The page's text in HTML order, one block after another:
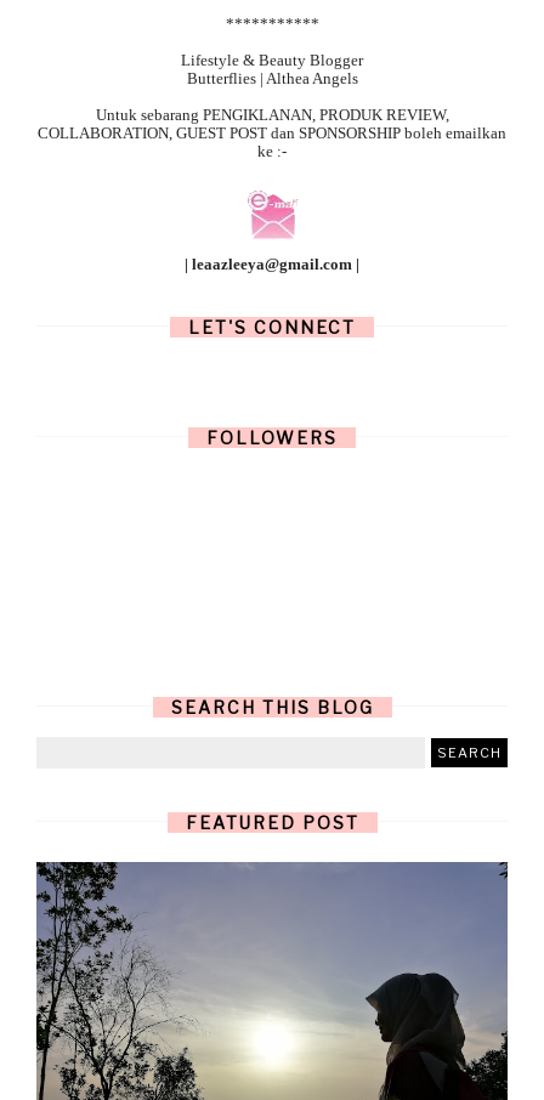
***********
Lifestyle & Beauty Blogger
Butterflies | Althea Angels
Untuk sebarang PENGIKLANAN, PRODUK REVIEW,
COLLABORATION, GUEST POST dan SPONSORSHIP boleh emailkan
ke :-
| leaazleeya@gmail.com |
LET'S CONNECT
FOLLOWERS
SEARCH THIS BLOG
FEATURED POST